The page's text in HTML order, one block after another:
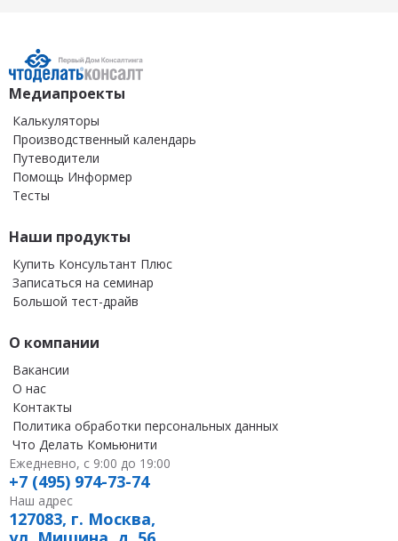
Медиапроекты
Калькуляторы
Производственный календарь
Путеводители
Помощь Информер
Тесты
Наши продукты
Купить Консультант Плюс
Записаться на семинар
Большой тест-драйв
О компании
Вакансии
О нас
Контакты
Политика обработки персональных данных
Что Делать Комьюнити
Ежедневно, с 9:00 до 19:00
+7 (495) 974-73-74
Наш адрес
127083, г. Москва,